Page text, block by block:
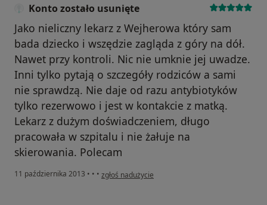
Konto zostało usunięte
Jako nieliczny lekarz z Wejherowa który sam
bada dziecko i wszędzie zagląda z góry na dół.
Nawet przy kontroli. Nic nie umknie jej uwadze.
Inni tylko pytają o szczegóły rodziców a sami
nie sprawdzą. Nie daje od razu antybiotyków
tylko rezerwowo i jest w kontakcie z matką.
Lekarz z dużym doświadczeniem, długo
pracowała w szpitalu i nie żałuje na
skierowania. Polecam
11 października 2013 • • • w opinii użytkownika Konto zostało usunięte
zgłoś nadużycie